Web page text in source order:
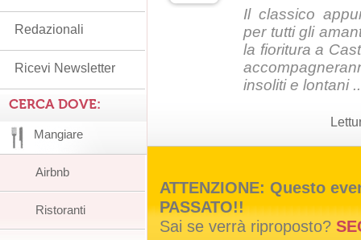
Il classico
per tutti gli
la fioritura a
insoliti e lontani
ATTENZIONE: Questo
PASSATO!!
Sai se verrà riproposto?
Redazionali
Ricevi Newsletter
CERCA DOVE:
Mangiare
Airbnb
Ristoranti